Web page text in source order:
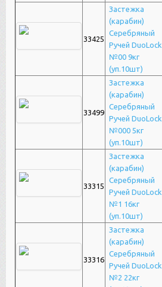
33425
Застежка
(карабин)
Серебряный
Ручей DuoLock
№00 9кг
(уп.10шт)
33499
Застежка
(карабин)
Серебряный
Ручей DuoLock
№000 5кг
(уп.10шт)
33315
Застежка
(карабин)
Серебряный
Ручей DuoLock
№1 16кг
(уп.10шт)
33316
Застежка
(карабин)
Серебряный
Ручей DuoLock
№2 22кг